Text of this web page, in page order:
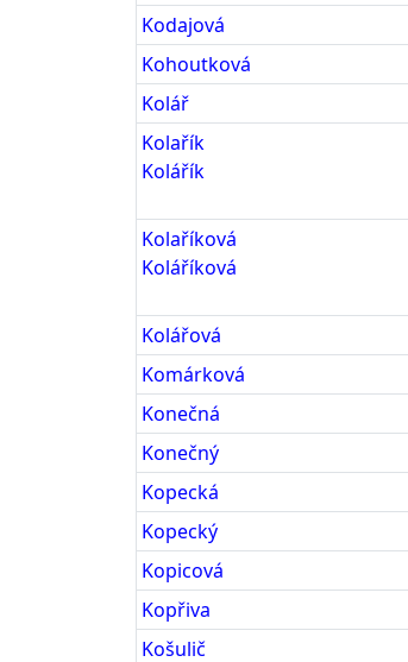
Kodajová
Kohoutková
Kolář
Kolařík
Kolářík
Kolaříková
Koláříková
Kolářová
Komárková
Konečná
Konečný
Kopecká
Kopecký
Kopicová
Kopřiva
Košulič